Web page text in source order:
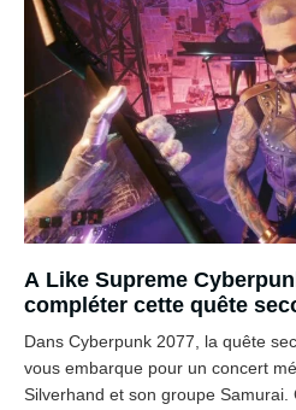
A Like Supreme
compléter cette quête
Dans Cyberpunk 2077, la quête
vous embarque pour un concert
Silverhand et son groupe